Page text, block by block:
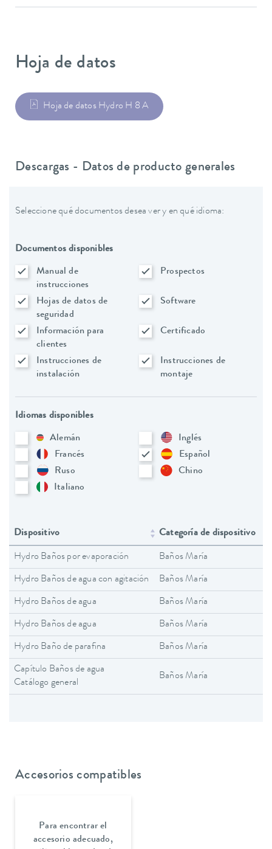
Hoja de datos
Hoja de datos Hydro H 8 A
Descargas - Datos de producto generales
Seleccione qué documentos desea ver y en qué idioma:
Documentos disponibles
Manual de
instrucciones
Prospectos
Hojas de datos de
seguridad
Software
Información para
clientes
Certificado
Instrucciones de
instalación
Instrucciones de
montaje
Idiomas disponibles
Alemán
Inglés
Francés
Español
Ruso
Chino
Italiano
Dispositivo Categoría de dispositivo
Hydro Baños por evaporación Baños María
Hydro Baños de agua con agitación Baños María
Hydro Baños de agua Baños María
Hydro Baños de agua Baños María
Hydro Baño de parafina Baños María
Capítulo Baños de agua
Catálogo general
Baños María
Accesorios compatibles
Para encontrar el
accesorio adecuado,